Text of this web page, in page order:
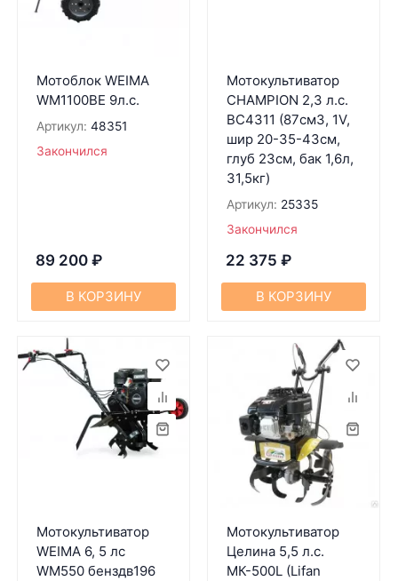
Мотоблок WEIMA
WM1100BE 9л.с.
Артикул: 48351
Закончился
89 200 ₽
В КОРЗИНУ
Мотокультиватор
CHAMPION 2,3 л.с.
BC4311 (87см3, 1V,
шир 20-35-43см,
глуб 23см, бак 1,6л,
31,5кг)
Артикул: 25335
Закончился
22 375 ₽
В КОРЗИНУ
Мотокультиватор
WEIMA 6, 5 лс
WM550 бенздв196
Мотокультиватор
Целина 5,5 л.с.
МК-500L (Lifan